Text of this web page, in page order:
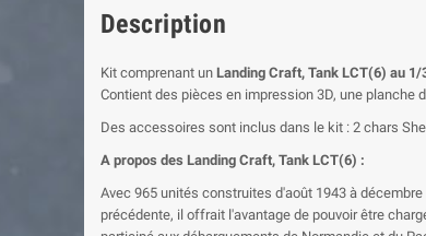
Description
Kit comprenant un Landing Craft, Tank LCT(6) au 1/
Contient des pièces en impression 3D, une planche
Des accessoires sont inclus dans le kit : 2 chars
A propos des Landing Craft, Tank LCT(6) :
Avec 965 unités construites d'août 1943 à
précédente, il offrait l'avantage de pouvoir être